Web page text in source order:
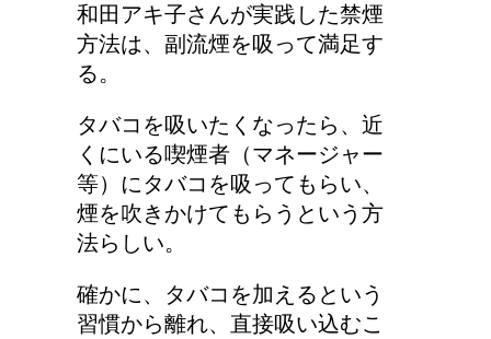
和田アキ子さんが実践した禁煙
方法は、副流煙を吸って満足す
る。
タバコを吸いたくなったら、近
くにいる喫煙者（マネージャー
等）にタバコを吸ってもらい、
煙を吹きかけてもらうという方
法らしい。
確かに、タバコを加えるという
習慣から離れ、直接吸い込むこ